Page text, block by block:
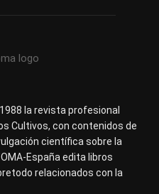
la revista profesional
Cultivos, con contenidos de
científica sobre la
España edita libros
relacionados con la